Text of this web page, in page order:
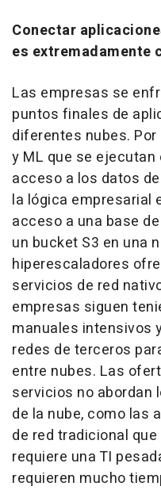
Conectar
es extremadamente
Las empresas se
puntos finales de
diferentes nubes.
y ML que se
acceso a los datos
la lógica empresarial
acceso a una base
un bucket S3 en una
hiperescaladores
servicios de red
empresas siguen
manuales intensivos
redes de terceros
entre nubes. Las
servicios no abordan
de la nube, como las
de red tradicional
requiere una TI
requieren mucho